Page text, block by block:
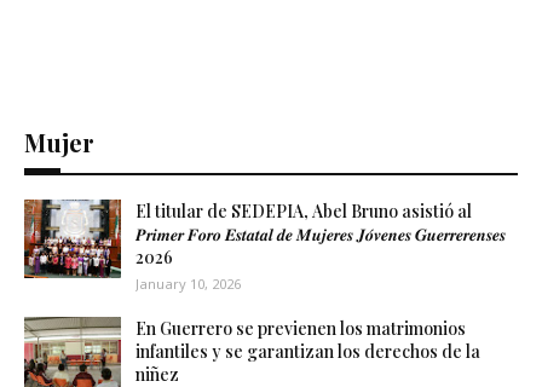
Mujer
El titular de SEDEPIA, Abel Bruno asistió al
𝑷𝒓𝒊𝒎𝒆𝒓 𝑭𝒐𝒓𝒐 𝑬𝒔𝒕𝒂𝒕𝒂𝒍 𝒅𝒆 𝑴𝒖𝒋𝒆𝒓𝒆𝒔 𝑱𝒐́𝒗𝒆𝒏𝒆𝒔 𝑮𝒖𝒆𝒓𝒓𝒆𝒓𝒆𝒏𝒔𝒆𝒔
2026
January 10, 2026
En Guerrero se previenen los matrimonios
infantiles y se garantizan los derechos de la
niñez